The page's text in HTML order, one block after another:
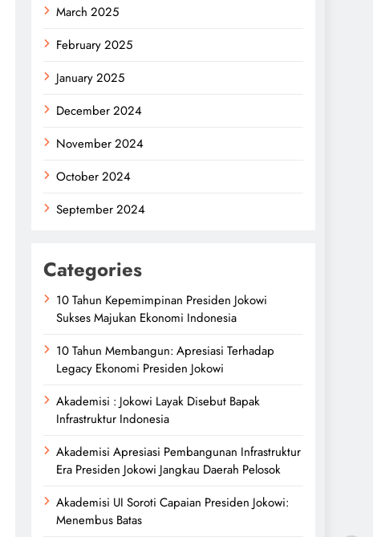
March 2025
February 2025
January 2025
December 2024
November 2024
October 2024
September 2024
Categories
10 Tahun Kepemimpinan Presiden Jokowi
Sukses Majukan Ekonomi Indonesia
10 Tahun Membangun: Apresiasi Terhadap
Legacy Ekonomi Presiden Jokowi
Akademisi : Jokowi Layak Disebut Bapak
Infrastruktur Indonesia
Akademisi Apresiasi Pembangunan Infrastruktur
Era Presiden Jokowi Jangkau Daerah Pelosok
Akademisi UI Soroti Capaian Presiden Jokowi:
Menembus Batas